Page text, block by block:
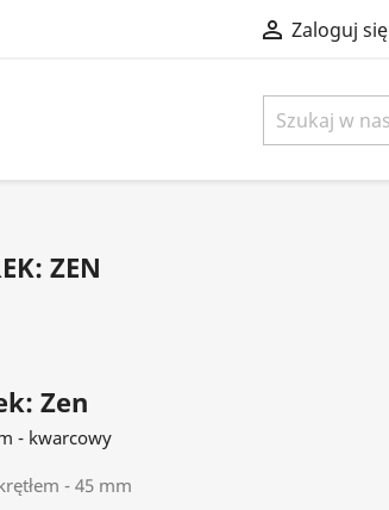
 Zaloguj się
ZEN
Zen
- kwarcowy
- 45 mm